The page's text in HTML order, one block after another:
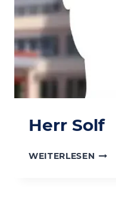
Herr Solf
WEITERLESENHERR